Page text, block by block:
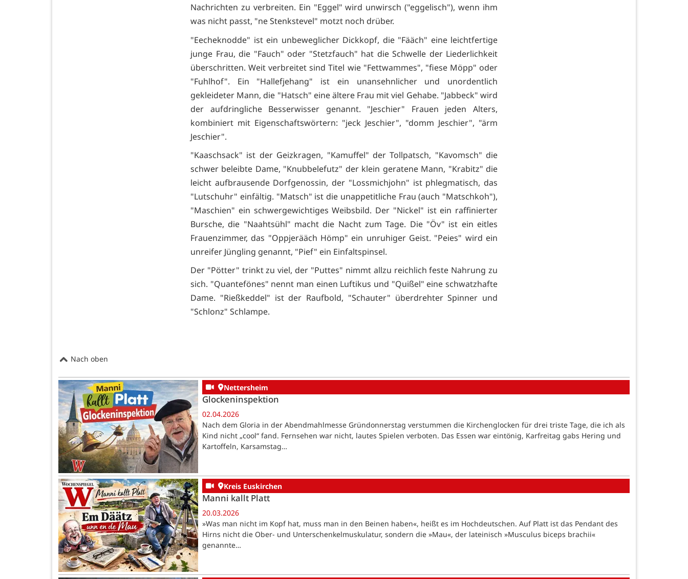
Nachrichten zu verbreiten. Ein "Eggel" wird unwirsch ("eggelisch"), wenn ihm
was nicht passt, "ne Stenkstevel" motzt noch drüber.
"Eecheknodde" ist ein unbeweglicher Dickkopf, die "Fääch" eine leichtfertige
junge Frau, die "Fauch" oder "Stetzfauch" hat die Schwelle der Liederlichkeit
überschritten. Weit verbreitet sind Titel wie "Fettwammes", "fiese Möpp" oder
"Fuhlhof". Ein "Hallefjehang" ist ein unansehnlicher und unordentlich
gekleideter Mann, die "Hatsch" eine ältere Frau mit viel Gehabe. "Jabbeck" wird
der aufdringliche Besserwisser genannt. "Jeschier" Frauen jeden Alters,
kombiniert mit Eigenschaftswörtern: "jeck Jeschier", "domm Jeschier", "ärm
Jeschier".
"Kaaschsack" ist der Geizkragen, "Kamuffel" der Tollpatsch, "Kavomsch" die
schwer beleibte Dame, "Knubbelefutz" der klein geratene Mann, "Krabitz" die
leicht aufbrausende Dorfgenossin, der "Lossmichjohn" ist phlegmatisch, das
"Lutschuhr" einfältig. "Matsch" ist die unappetitliche Frau (auch "Matschkoh"),
"Maschien" ein schwergewichtiges Weibsbild. Der "Nickel" ist ein raffinierter
Bursche, die "Naahtsühl" macht die Nacht zum Tage. Die "Öv" ist ein eitles
Frauenzimmer, das "Oppjerääch Hömp" ein unruhiger Geist. "Peies" wird ein
unreifer Jüngling genannt, "Pief" ein Einfaltspinsel.
Der "Pötter" trinkt zu viel, der "Puttes" nimmt allzu reichlich feste Nahrung zu
sich. "Quantefönes" nennt man einen Luftikus und "Quißel" eine schwatzhafte
Dame. "Rießkeddel" ist der Raufbold, "Schauter" überdrehter Spinner und
"Schlonz" Schlampe.
Nach oben
Nettersheim
Glockeninspektion
02.04.2026
Nach dem Gloria in der Abendmahlmesse Gründonnerstag verstummen die Kirchenglocken für drei triste Tage, die ich als
Kind nicht „cool“ fand. Fernsehen war nicht, lautes Spielen verboten. Das Essen war eintönig, Karfreitag gabs Hering und
Kartoffeln, Karsamstag…
Kreis Euskirchen
Manni kallt Platt
20.03.2026
»Was man nicht im Kopf hat, muss man in den Beinen haben«, heißt es im Hochdeutschen. Auf Platt ist das Pendant des
Hirns nicht die Ober- und Unterschenkelmuskulatur, sondern die »Mau«, der lateinisch »Musculus biceps brachii«
genannte…